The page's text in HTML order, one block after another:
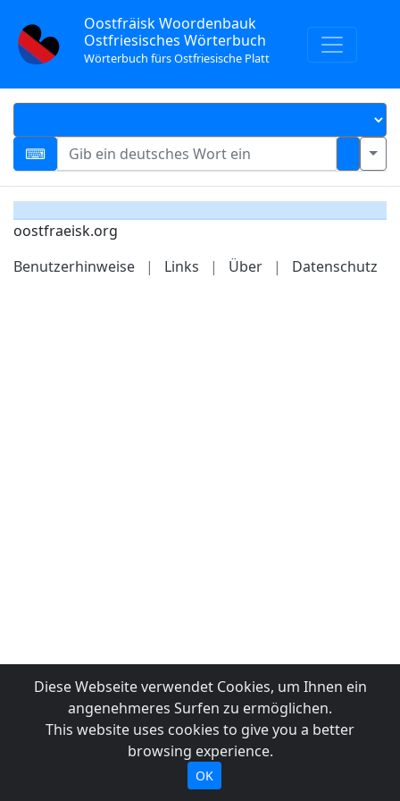
Oostfräisk Woordenbauk
Ostfriesisches Wörterbuch
Wörterbuch fürs Ostfriesische Platt
oostfraeisk.org
Benutzerhinweise
| Links | Über | Datenschutz
Diese Webseite verwendet Cookies, um Ihnen ein
angenehmeres Surfen zu ermöglichen.
This website uses cookies to give you a better
browsing experience.
OK